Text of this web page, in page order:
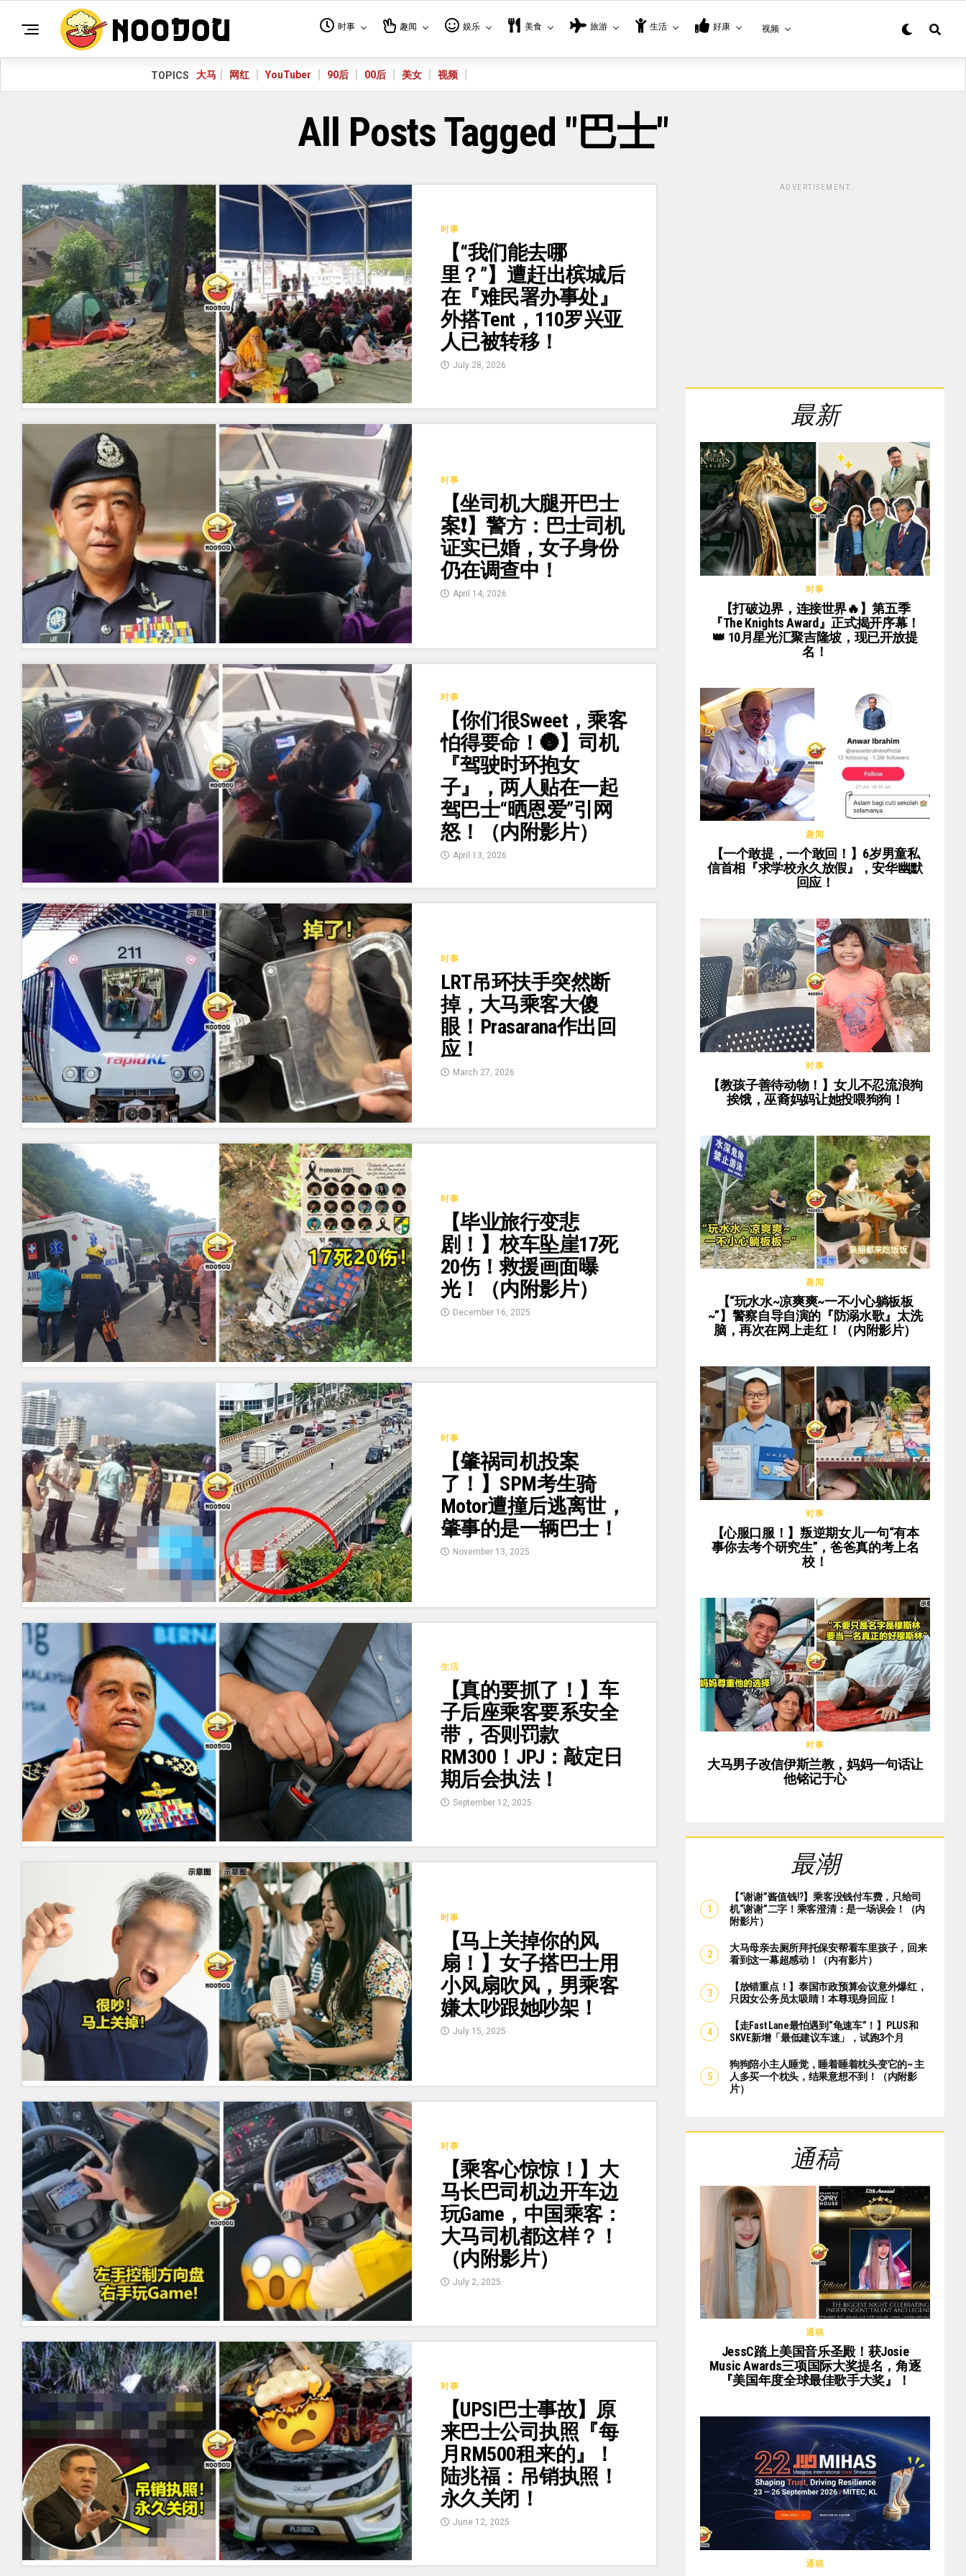
时事 趣闻 娱乐 美食 旅游 生活 好康 视频
TOPICS 大马 网红 YouTuber 90后 00后 美女 视频
All Posts Tagged "巴士"
时事
【“我们能去哪
里？”】遭赶出槟城后
在『难民署办事处』
外搭Tent，110罗兴亚
人已被转移！
July 28, 2026
时事
【坐司机大腿开巴士
案❗】警方：巴士司机
证实已婚，女子身份
仍在调查中！
April 14, 2026
时事
【你们很Sweet，乘客
怕得要命！🌚】司机
『驾驶时环抱女
子』，两人贴在一起
驾巴士“晒恩爱”引网
怒！（内附影片）
April 13, 2026
时事
LRT吊环扶手突然断
掉，大马乘客大傻
眼！Prasarana作出回
应！
March 27, 2026
时事
【毕业旅行变悲
剧！】校车坠崖17死
20伤！救援画面曝
光！（内附影片）
December 16, 2025
时事
【肇祸司机投案
了！】SPM考生骑
Motor遭撞后逃离世，
肇事的是一辆巴士！
November 13, 2025
生活
【真的要抓了！】车
子后座乘客要系安全
带，否则罚款
RM300！JPJ：敲定日
期后会执法！
September 12, 2025
时事
【马上关掉你的风
扇！】女子搭巴士用
小风扇吹风，男乘客
嫌太吵跟她吵架！
July 15, 2025
时事
【乘客心惊惊！】大
马长巴司机边开车边
玩Game，中国乘客：
大马司机都这样？！
（内附影片）
July 2, 2025
时事
【UPSI巴士事故】原
来巴士公司执照『每
月RM500租来的』！
陆兆福：吊销执照！
永久关闭！
June 12, 2025
ADVERTISEMENT
最新
时事
【打破边界，连接世界🔥】第五季
『The Knights Award』正式揭开序幕！
👑 10月星光汇聚吉隆坡，现已开放提
名！
趣闻
【一个敢提，一个敢回！】6岁男童私
信首相『求学校永久放假』，安华幽默
回应！
时事
【教孩子善待动物！】女儿不忍流浪狗
挨饿，巫裔妈妈让她投喂狗狗！
趣闻
【“玩水水~凉爽爽~一不小心躺板板
~”】警察自导自演的『防溺水歌』太洗
脑，再次在网上走红！（内附影片）
时事
【心服口服！】叛逆期女儿一句“有本
事你去考个研究生”，爸爸真的考上名
校！
时事
大马男子改信伊斯兰教，妈妈一句话让
他铭记于心
最潮
【“谢谢”酱值钱⁉️】乘客没钱付车费，只给司
机“谢谢”二字！乘客澄清：是一场误会！（内
附影片）
大马母亲去厕所拜托保安帮看车里孩子，回来
看到这一幕超感动！（内有影片）
【放错重点！】泰国市政预算会议意外爆红，
只因女公务员太吸睛！本尊现身回应！
【走Fast Lane最怕遇到“龟速车”！】PLUS和
SKVE新增「最低建议车速」，试跑3个月
狗狗陪小主人睡觉，睡着睡着枕头变它的~ 主
人多买一个枕头，结果意想不到！（内附影
片）
通稿
通稿
JessC踏上美国音乐圣殿！获Josie
Music Awards三项国际大奖提名，角逐
『美国年度全球最佳歌手大奖』！
通稿